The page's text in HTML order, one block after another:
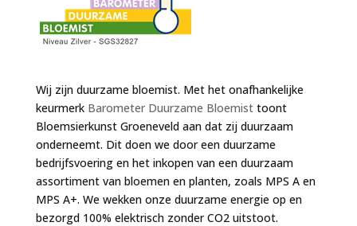
Wij zijn duurzame bloemist. Met het onafhankelijke
keurmerk Barometer Duurzame Bloemisttoont
Bloemsierkunst Groeneveld aan dat zij duurzaam
onderneemt. Dit doen we door een duurzame
bedrijfsvoering en het inkopen van een duurzaam
assortiment van bloemen en planten, zoals MPS A en
MPS A+. We wekken onze duurzame energie op en
bezorgd 100% elektrisch zonder CO2 uitstoot.